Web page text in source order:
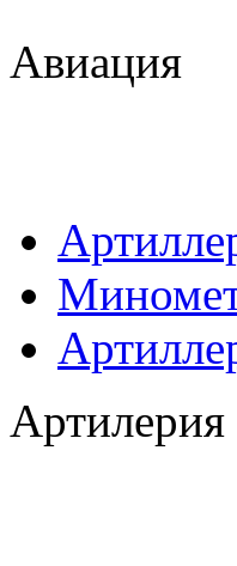
Авиация
Артилерия